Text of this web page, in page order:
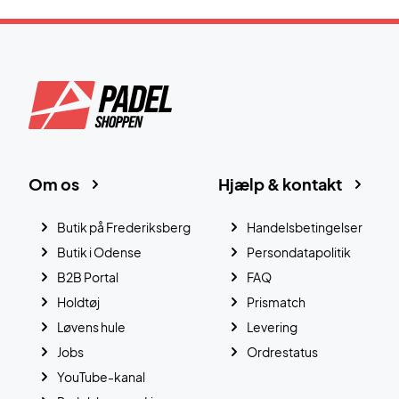
Hjælp & kontakt
Handelsbetingelser
Persondatapolitik
FAQ
Prismatch
Levering
Ordrestatus
Om os
Butik på Frederiksberg
Butik i Odense
B2B Portal
Holdtøj
Løvens hule
Jobs
YouTube-kanal